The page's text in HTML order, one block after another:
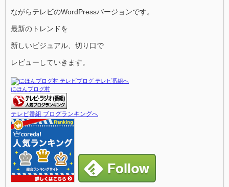
ながらテレビのWordPressバージョンです。
最新のトレンドを
新しいビジュアル、切り口で
レビューしていきます。
にほんブログ村
テレビ番組 ブログランキングへ